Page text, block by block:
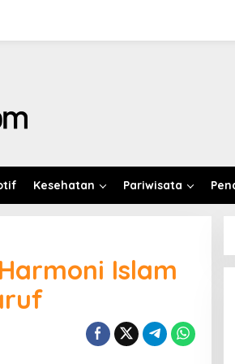
Kesehatan Pariwisata
Islam